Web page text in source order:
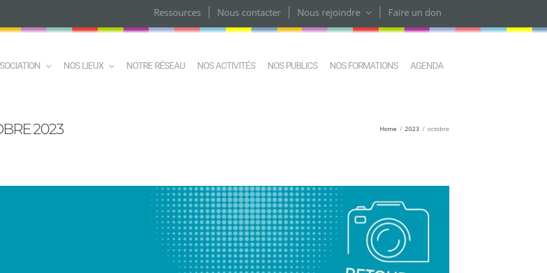
Ressources Nous contacter Nous rejoindre Faire un don
NOS LIEUX NOTRE RÉSEAU NOS ACTIVITÉS NOS PUBLICS NOS FORMATIONS AGENDA
2023 Home 2023 octobre